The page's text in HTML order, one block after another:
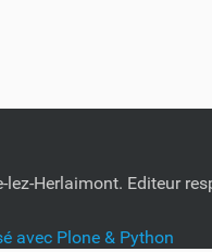
Herlaimont. Editeur
avec Plone & Python